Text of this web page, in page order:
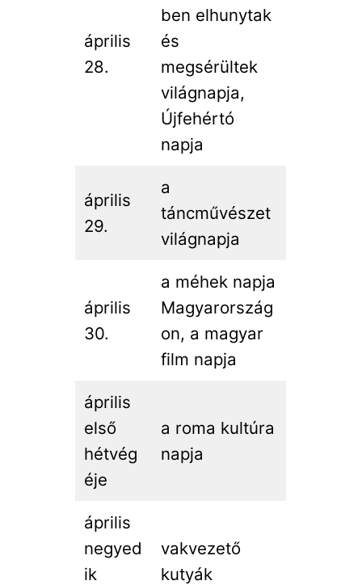
április
28.
ben elhunytak
és
megsérültek
világnapja,
Újfehértó
napja
április
29.
a
táncművészet
világnapja
április
30.
a méhek napja
Magyarország
on, a magyar
film napja
április
első
hétvég
éje
a roma kultúra
napja
április
negyed
ik
vakvezető
kutyák